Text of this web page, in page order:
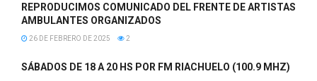
REPRODUCIMOS COMUNICADO DEL FRENTE DE ARTISTAS
AMBULANTES ORGANIZADOS
26 DE FEBRERO DE 2025 2
SÁBADOS DE 18 A 20 HS POR FM RIACHUELO (100.9 MHZ)